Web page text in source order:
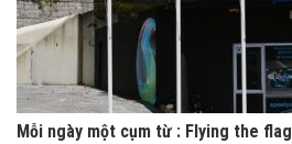
Mỗi ngày một cụm từ : Flying the flag